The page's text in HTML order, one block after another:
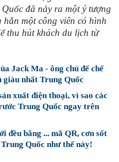
đã nảy ra một ý tượng
một công viên có hình
thu hút khách du lịch từ
Jack Ma - ông chủ đế chế
nhất Trung Quốc
xuất điện thoại, vì sao các
Trung Quốc ngay trên
đều bằng ... mã QR, cơn sốt
Quốc như thế này!